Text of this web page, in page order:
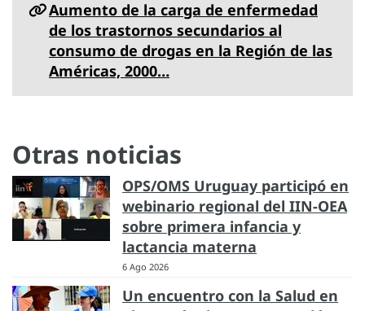
Aumento de la carga de enfermedad
de los trastornos secundarios al
consumo de drogas en la Región de las
Américas, 2000…
Otras noticias
OPS/OMS Uruguay participó en
webinario regional del IIN-OEA
sobre primera infancia y
lactancia materna
6 Ago 2026
Un encuentro con la Salud en